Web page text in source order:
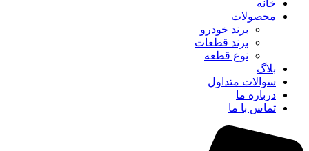
خانه
محصولات
برند خودرو
برند قطعات
نوع قطعه
بلاگ
سوالات متداول
درباره ما
تماس با ما